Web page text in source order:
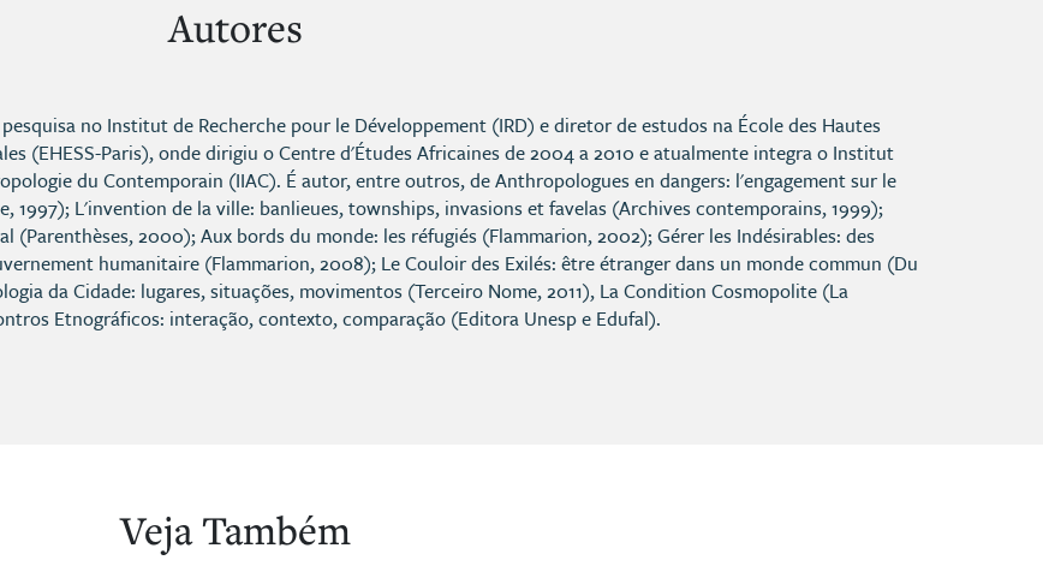
Autores
no Institut de Recherche pour le Développement (IRD) e diretor de estudos na École des Hautes
(EHESS-Paris), onde dirigiu o Centre d'Études Africaines de 2004 a 2010 e atualmente integra o Institut
du Contemporain (IIAC). É autor, entre outros, de Anthropologues en dangers: l'engagement sur le
1997); L'invention de la ville: banlieues, townships, invasions et favelas (Archives contemporains, 1999);
(Parenthèses, 2000); Aux bords du monde: les réfugiés (Flammarion, 2002); Gérer les Indésirables: des
humanitaire (Flammarion, 2008); Le Couloir des Exilés: être étranger dans un monde commun (Du
da Cidade: lugares, situações, movimentos (Terceiro Nome, 2011), La Condition Cosmopolite (La
Etnográficos: interação, contexto, comparação (Editora Unesp e Edufal).
Veja Também